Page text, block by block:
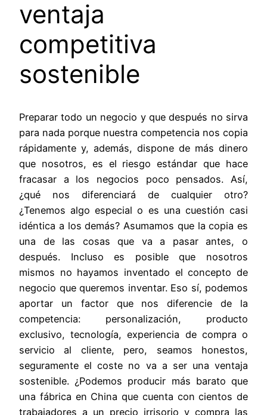
ventaja
competitiva
sostenible
Preparar todo un negocio y que después no sirva
para nada porque nuestra competencia nos copia
rápidamente y, además, dispone de más dinero
que nosotros, es el riesgo estándar que hace
fracasar a los negocios poco pensados. Así,
¿qué nos diferenciará de cualquier otro?
¿Tenemos algo especial o es una cuestión casi
idéntica a los demás? Asumamos que la copia es
una de las cosas que va a pasar antes, o
después. Incluso es posible que nosotros
mismos no hayamos inventado el concepto de
negocio que queremos inventar. Eso sí, podemos
aportar un factor que nos diferencie de la
competencia: personalización, producto
exclusivo, tecnología, experiencia de compra o
servicio al cliente, pero, seamos honestos,
seguramente el coste no va a ser una ventaja
sostenible. ¿Podemos producir más barato que
una fábrica en China que cuenta con cientos de
trabajadores a un precio irrisorio y compra las